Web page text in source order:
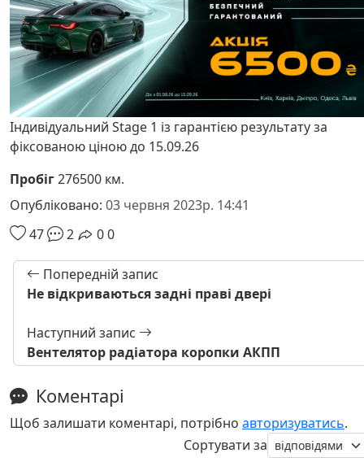
Індивідуальний Stage 1 із гарантією результату за
фіксованою ціною до 15.09.26
Пробіг276500 км.
Опубліковано: 03 червня 2023р. 14:41
47
2 00
Попередній запис
Не відкриваються задні праві двері
Наступний запис
Вентелятор радіатора коропки АКПП
Коментарі
Щоб залишати коментарі, потрібно авторизуватись.
Сортувати за